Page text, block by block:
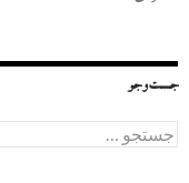
جست‌وجو
س